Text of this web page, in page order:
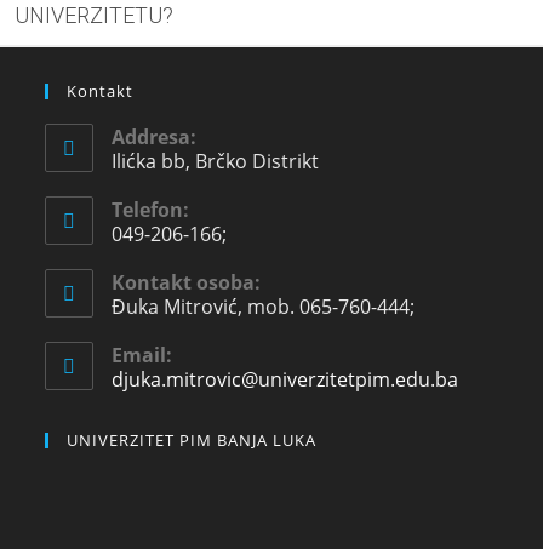
UNIVERZITETU?
Kontakt
Addresa:
Ilićka bb, Brčko Distrikt
Telefon:
049-206-166;
Kontakt osoba:
Đuka Mitrović, mob. 065-760-444;
Email:
djuka.mitrovic@univerzitetpim.edu.ba
UNIVERZITET PIM BANJA LUKA